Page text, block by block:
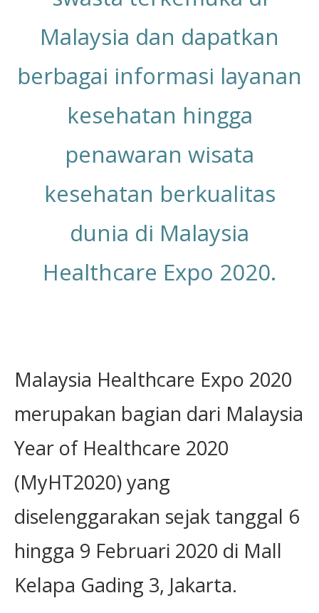
Malaysia dan dapatkan
berbagai informasi layanan
kesehatan hingga
penawaran wisata
kesehatan berkualitas
dunia di Malaysia
Healthcare Expo 2020.
Malaysia Healthcare Expo 2020
merupakan bagian dari Malaysia
Year of Healthcare 2020
(MyHT2020) yang
diselenggarakan sejak tanggal 6
hingga 9 Februari 2020 di Mall
Kelapa Gading 3, Jakarta.